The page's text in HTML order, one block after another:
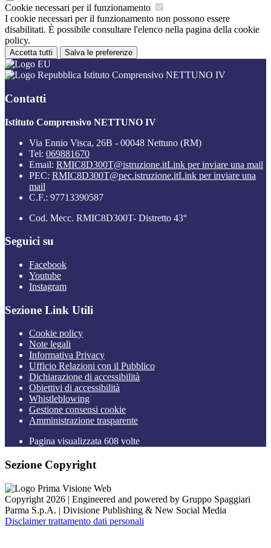
Cookie necessari per il funzionamento
I cookie necessari per il funzionamento non possono essere
disabilitati. È possibile consultare l'elenco nella pagina della cookie
policy.
Accetta tutti Salva le preferenze
Istituto Comprensivo NETTUNO IV
Contatti
Istituto Comprensivo NETTUNO IV
Via Ennio Visca, 26B - 00048 Nettuno (RM)
Tel: 069881670
Email: RMIC8D300T@istruzione.itLink per inviare una mail
PEC: RMIC8D300T@pec.istruzione.itLink per inviare una
mail
C.F.: 97713390587
Cod. Mecc. RMIC8D300T- Distretto 43°
Seguici su
Facebook
Youtube
Instagram
Sezione Link Utili
Cookie policy
Note legali
Informativa Privacy
Ufficio Relazioni con il Pubblico
Dichiarazione di accessibilità
Obiettivi di accessibilità
Whistleblowing
Gestione consensi cookie
Amministrazione trasparente
Pagina visualizzata 608 volte
Sezione Copyright
Copyright 2026 | Engineered and powered by Gruppo Spaggiari
Parma S.p.A. | Divisione Publishing & New Social Media
Disclaimer trattamento dati personali